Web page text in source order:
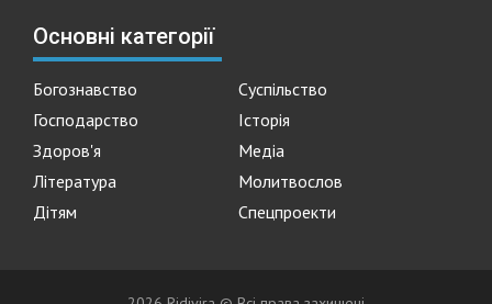
Основні категорії
Богознавство
Суспільство
Господарство
Історія
Здоров'я
Медіа
Література
Молитвослов
Дітям
Спецпроекти